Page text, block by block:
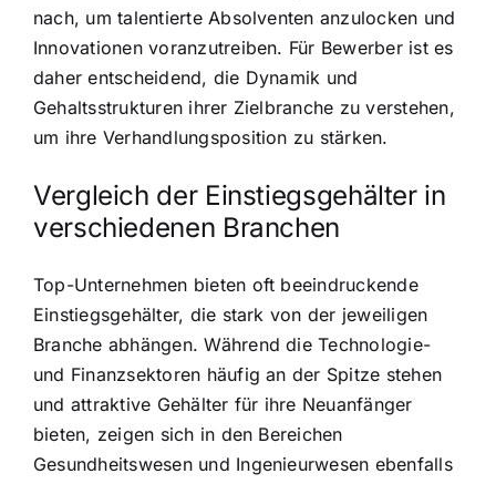
nach, um talentierte Absolventen anzulocken und
Innovationen voranzutreiben. Für Bewerber ist es
daher entscheidend, die Dynamik und
Gehaltsstrukturen ihrer Zielbranche zu verstehen,
um ihre Verhandlungsposition zu stärken.
Vergleich der Einstiegsgehälter in
verschiedenen Branchen
Top-Unternehmen bieten oft beeindruckende
Einstiegsgehälter, die stark von der jeweiligen
Branche abhängen. Während die Technologie-
und Finanzsektoren häufig an der Spitze stehen
und attraktive Gehälter für ihre Neuanfänger
bieten, zeigen sich in den Bereichen
Gesundheitswesen und Ingenieurwesen ebenfalls